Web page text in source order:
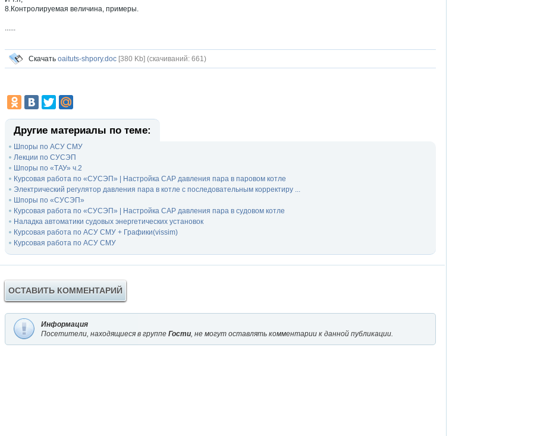
8.Контролируемая величина, примеры.
Скачать oaituts-shpory.doc [380 Kb] (cкачиваний: 661)
Другие материалы по теме:
Шпоры по АСУ СМУ
Лекции по СУСЭП
Шпоры по «ТАУ» ч.2
Курсовая работа по «СУСЭП» | Настройка САР давления пара в паровом котле
Электрический регулятор давления пара в котле с последовательным корректиру ...
Шпоры по «СУСЭП»
Курсовая работа по «СУСЭП» | Настройка САР давления пара в судовом котле
Наладка автоматики судовых энергетических установок
Курсовая работа по АСУ СМУ + Графики(vissim)
Курсовая работа по АСУ СМУ
ОСТАВИТЬ КОММЕНТАРИЙ
Информация
Посетители, находящиеся в группе Гости , не могут оставлять комментарии к данной публикации.